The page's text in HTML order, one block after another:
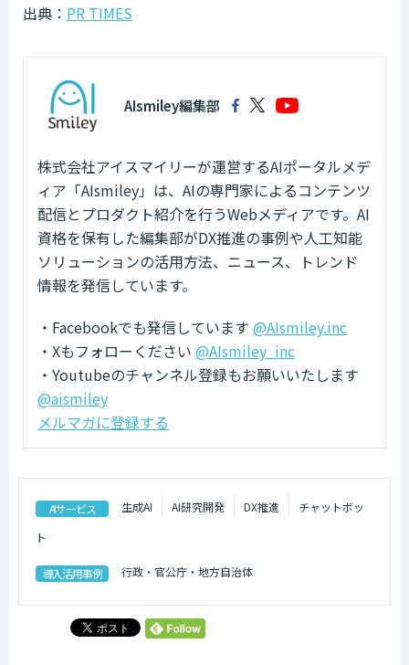
出典： PR TIMES
AIsmiley編集部
株式会社アイスマイリーが運営するAIポータルメデ
ィア「AIsmiley」は、AIの専門家によるコンテンツ
配信とプロダクト紹介を行うWebメディアです。AI
資格を保有した編集部がDX推進の事例や人工知能
ソリューションの活用方法、ニュース、トレンド
情報を発信しています。
・Facebookでも発信しています @AIsmiley.inc
・Xもフォローください @AIsmiley_inc
・Youtubeのチャンネル登録もお願いいたします
@aismiley
メルマガに登録する
AIサービス 生成AI AI研究開発 DX推進
チャットボッ
ト
導入活用事例 行政・官公庁・地方自治体